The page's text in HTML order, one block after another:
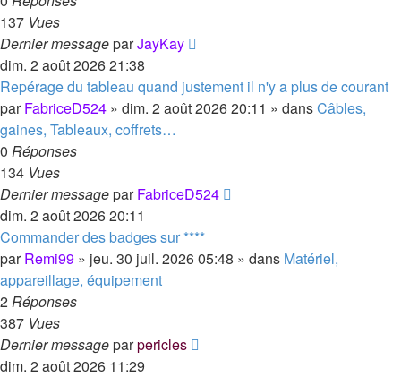
137 Vues
Dernier messageparJayKay
dim. 2 août 2026 21:38
Repérage du tableau quand justement il n'y a plus de courant
parFabriceD524 » dim. 2 août 2026 20:11 » dansCâbles,
gaines, Tableaux, coffrets…
0 Réponses
134 Vues
Dernier messageparFabriceD524
dim. 2 août 2026 20:11
Commander des badges sur ****
parRemi99 » jeu. 30 juil. 2026 05:48 » dans Matériel,
appareillage, équipement
2Réponses
387 Vues
Dernier messageparpericles
dim. 2 août 2026 11:29